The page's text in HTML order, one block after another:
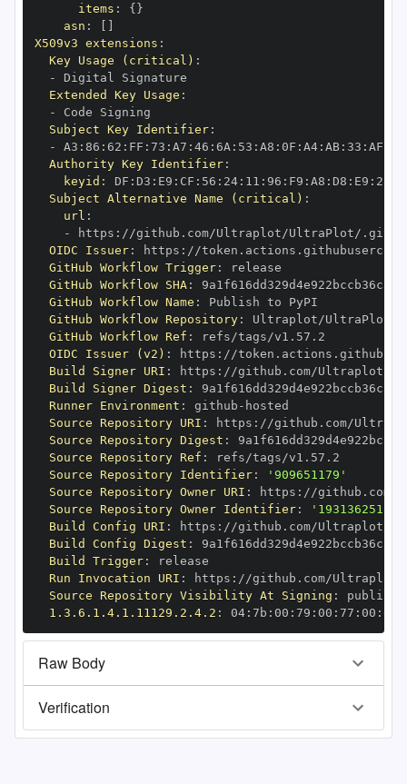
items : { }
asn :
X509v3 extensions :
Key Usage (critical) :
-
Extended Key Usage :
-
Subject Key Identifier:
-
A3 : 86 : 62 : FF : 73 : A7 : 46 : 6A : 53 : A8 : 0F : A4: AB: 33 : AF
Authority Key Identifier:
keyid : DF : D3 : E9 : CF : 56 : 24: 11 : 96 : F9 : A8 : D8 : E9 : 28
Subject Alternative Name (critical) :
url :
-
https : //github.com/Ultraplot/UltraPlot/
OIDC Issuer: https :
GitHub Workflow Trigger:
GitHub Workflow SHA:
GitHub Workflow Name :
GitHub Workflow Repository:
GitHub Workflow Ref :
OIDC Issuer (v2) : https :
Build Signer URI : https : //github.com/Ultraplot/
Build Signer Digest :
Runner Environment : github -
Source Repository URI : https :
Source Repository Digest :
Source Repository Ref :
Source Repository Identifier:
'909651179'
Source Repository Owner URI : https :
Source Repository Owner Identifier:
'193136251'
Build Config URI : https : //github.com/Ultraplot/
Build Config Digest :
Build Trigger:
Run Invocation URI : https :
Source Repository Visibility At Signing :
1.3.6.1.4.1.11129.2.4.2 : 04: 7b : 00 : 79 : 00 : 77 : 00 : dd
Raw Body
Verification